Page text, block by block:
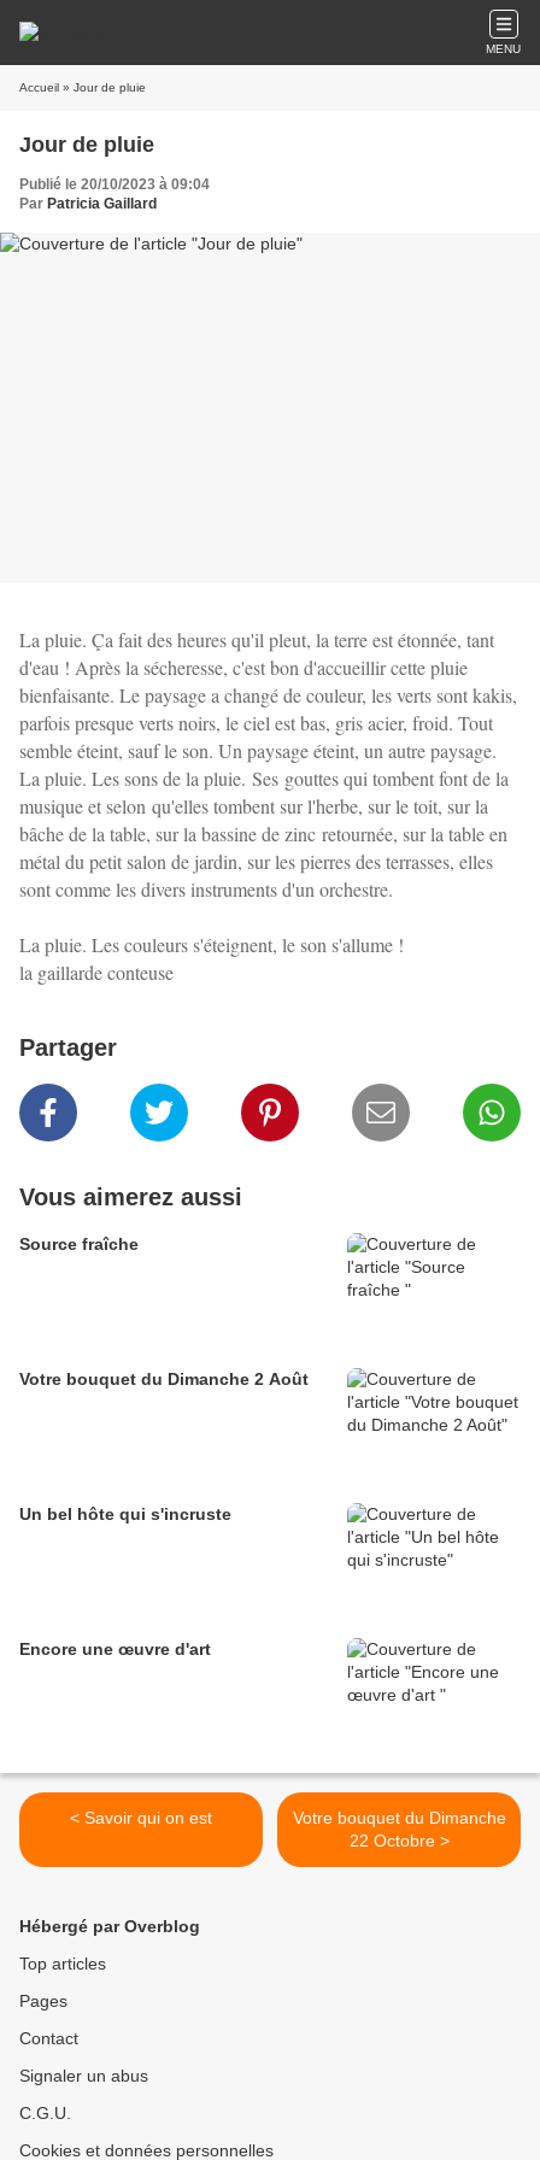
MENU
Accueil » Jour de pluie
Jour de pluie
Publié le 20/10/2023 à 09:04
Par Patricia Gaillard
La pluie. Ça fait des heures qu'il pleut, la terre est étonnée, tant
d'eau ! Après la sécheresse, c'est bon d'accueillir cette pluie
bienfaisante. Le paysage a changé de couleur, les verts sont kakis,
parfois presque verts noirs, le ciel est bas, gris acier, froid. Tout
semble éteint, sauf le son. Un paysage éteint, un autre paysage.
La pluie. Les sons de la pluie. Ses gouttes qui tombent font de la
musique et selon qu'elles tombent sur l'herbe, sur le toit, sur la
bâche de la table, sur la bassine de zinc retournée, sur la table en
métal du petit salon de jardin, sur les pierres des terrasses, elles
sont comme les divers instruments d'un orchestre.
La pluie. Les couleurs s'éteignent, le son s'allume !
la gaillarde conteuse
Partager
Vous aimerez aussi
Source fraîche
Votre bouquet du Dimanche 2 Août
Un bel hôte qui s'incruste
Encore une œuvre d'art
< Savoir qui on est
Votre bouquet du Dimanche
22 Octobre >
Hébergé par Overblog
Top articles
Pages
Contact
Signaler un abus
C.G.U.
Cookies et données personnelles